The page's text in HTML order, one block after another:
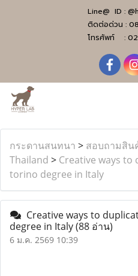
Line@ ID :
ติดต่อด่วน :
โทรศัพท์ :
กระดานสนทนา > สอบถามสิน
Thailand > Creative ways to
torino degree in Italy
Creative ways to
degree in Italy(88 อ่าน)
6 ม.ค. 2569 10:39